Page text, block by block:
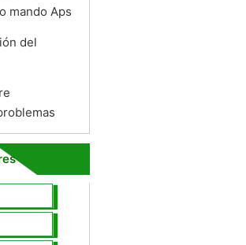
mando Aps
del